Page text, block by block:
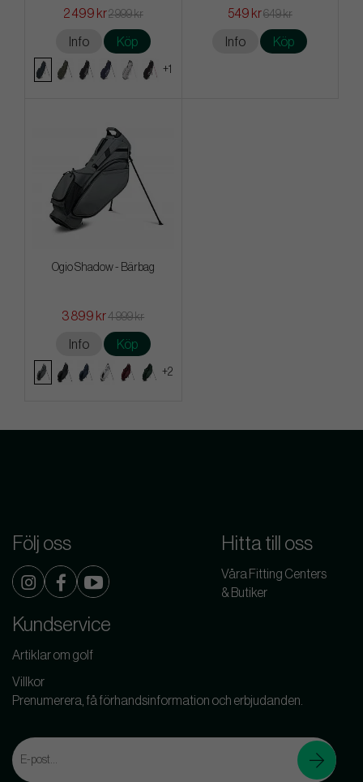
2 499 kr2 999 kr
Info Köp
+1
549 kr649 kr
Info Köp
Ogio Shadow - Bärbag
3 899 kr4 999 kr
Info Köp
+2
Följ oss Hitta till oss
Våra Fitting Centers
& Butiker
Kundservice
Artiklar om golf
Villkor
Prenumerera, få förhandsinformation och erbjudanden.